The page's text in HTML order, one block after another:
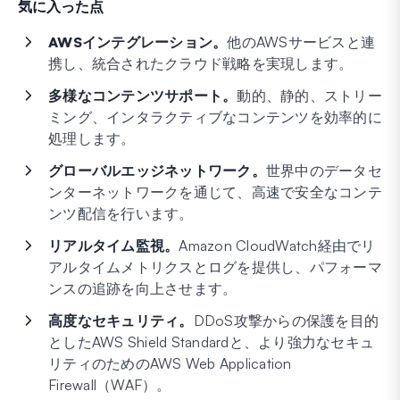
気に入った点
AWSインテグレーション。他のAWSサービスと連
携し、統合されたクラウド戦略を実現します。
多様なコンテンツサポート。動的、静的、ストリー
ミング、インタラクティブなコンテンツを効率的に
処理します。
グローバルエッジネットワーク。 世界中のデータセ
ンターネットワークを通じて、高速で安全なコンテ
ンツ配信を行います。
リアルタイム監視。Amazon CloudWatch経由でリ
アルタイムメトリクスとログを提供し、パフォーマ
ンスの追跡を向上させます。
高度なセキュリティ。 DDoS攻撃からの保護を目的
としたAWS Shield Standardと、より強力なセキュ
リティのためのAWS Web Application
Firewall（WAF）。